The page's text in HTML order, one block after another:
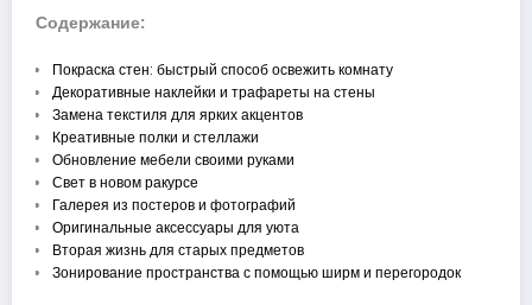
Содержание:
Покраска стен: быстрый способ освежить комнату
Декоративные наклейки и трафареты на стены
Замена текстиля для ярких акцентов
Креативные полки и стеллажи
Обновление мебели своими руками
Свет в новом ракурсе
Галерея из постеров и фотографий
Оригинальные аксессуары для уюта
Вторая жизнь для старых предметов
Зонирование пространства с помощью ширм и перегородок